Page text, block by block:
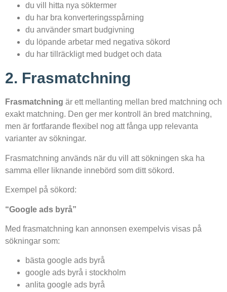
du vill hitta nya söktermer
du har bra konverteringsspårning
du använder smart budgivning
du löpande arbetar med negativa sökord
du har tillräckligt med budget och data
2. Frasmatchning
Frasmatchning är ett mellanting mellan bred matchning och
exakt matchning. Den ger mer kontroll än bred matchning,
men är fortfarande flexibel nog att fånga upp relevanta
varianter av sökningar.
Frasmatchning används när du vill att sökningen ska ha
samma eller liknande innebörd som ditt sökord.
Exempel på sökord:
“Google ads byrå”
Med frasmatchning kan annonsen exempelvis visas på
sökningar som:
bästa google ads byrå
google ads byrå i stockholm
anlita google ads byrå